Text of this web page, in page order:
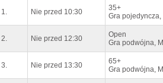
1. Nie przed 10:30
35+
Gra pojedyncza,
2. Nie przed 12:30
Open
Gra podwójna,
3. Nie przed 13:30
65+
Gra podwójna,